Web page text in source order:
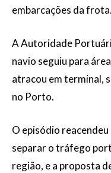
embarcações da frota.
A Autoridade
navio seguiu para
atracou em terminal,
no Porto.
O episódio
separar o tráfego
região, e a proposta